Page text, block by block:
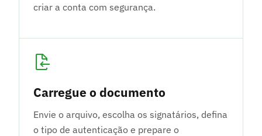
criar a conta com segurança.
Carregue o documento
Envie o arquivo, escolha os signatários, defina
o tipo de autenticação e prepare o